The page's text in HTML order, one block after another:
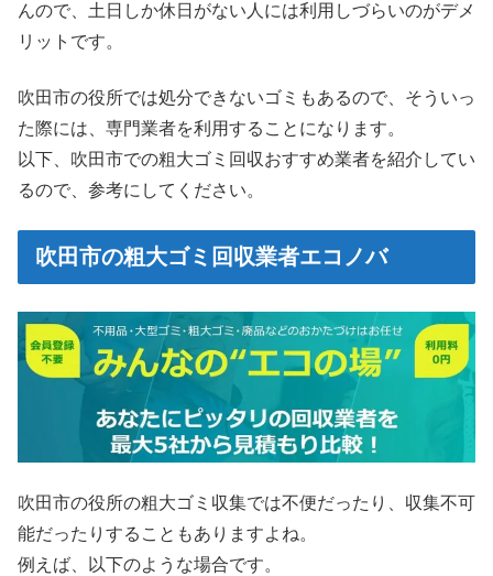
んので、土日しか休日がない人には利用しづらいのがデメ
リットです。
吹田市の役所では処分できないゴミもあるので、そういっ
た際には、専門業者を利用することになります。
以下、吹田市での粗大ゴミ回収おすすめ業者を紹介してい
るので、参考にしてください。
吹田市の粗大ゴミ回収業者エコノバ
吹田市の役所の粗大ゴミ収集では不便だったり、収集不可
能だったりすることもありますよね。
例えば、以下のような場合です。